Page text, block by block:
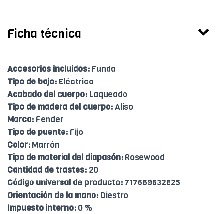
Ficha técnica
Accesorios incluidos: Funda
Tipo de bajo: Eléctrico
Acabado del cuerpo: Laqueado
Tipo de madera del cuerpo:Aliso
Marca: Fender
Tipo de puente: Fijo
Color: Marrón
Tipo de material del diapasón: Rosewood
Cantidad de trastes: 20
Código universal de producto: 717669632625
Orientación de la mano: Diestro
Impuesto interno: 0 %